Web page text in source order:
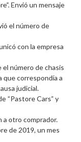
Envió un mensaje
el número de
con la empresa
número de chasis
que correspondía a
judicial.
“Pastore Cars” y
a otro comprador.
de 2019, un mes